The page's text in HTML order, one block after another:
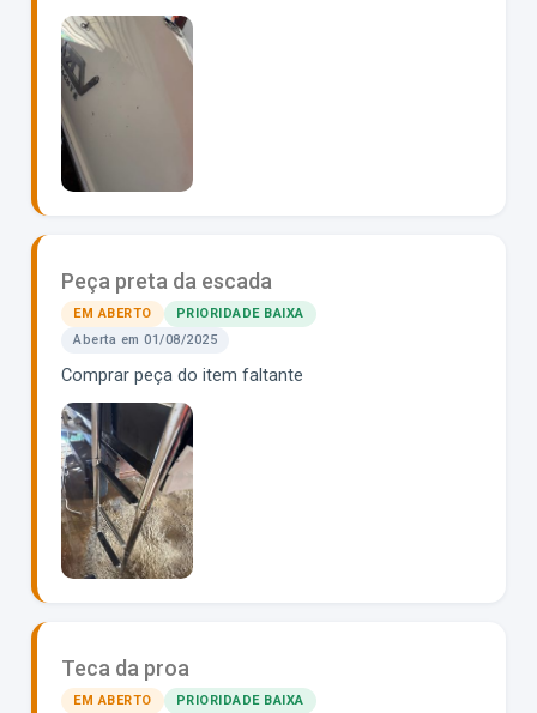
Peça preta da escada
EM ABERTO
PRIORIDADE BAIXA
Aberta em 01/08/2025
Comprar peça do item faltante
Teca da proa
EM ABERTO
PRIORIDADE BAIXA